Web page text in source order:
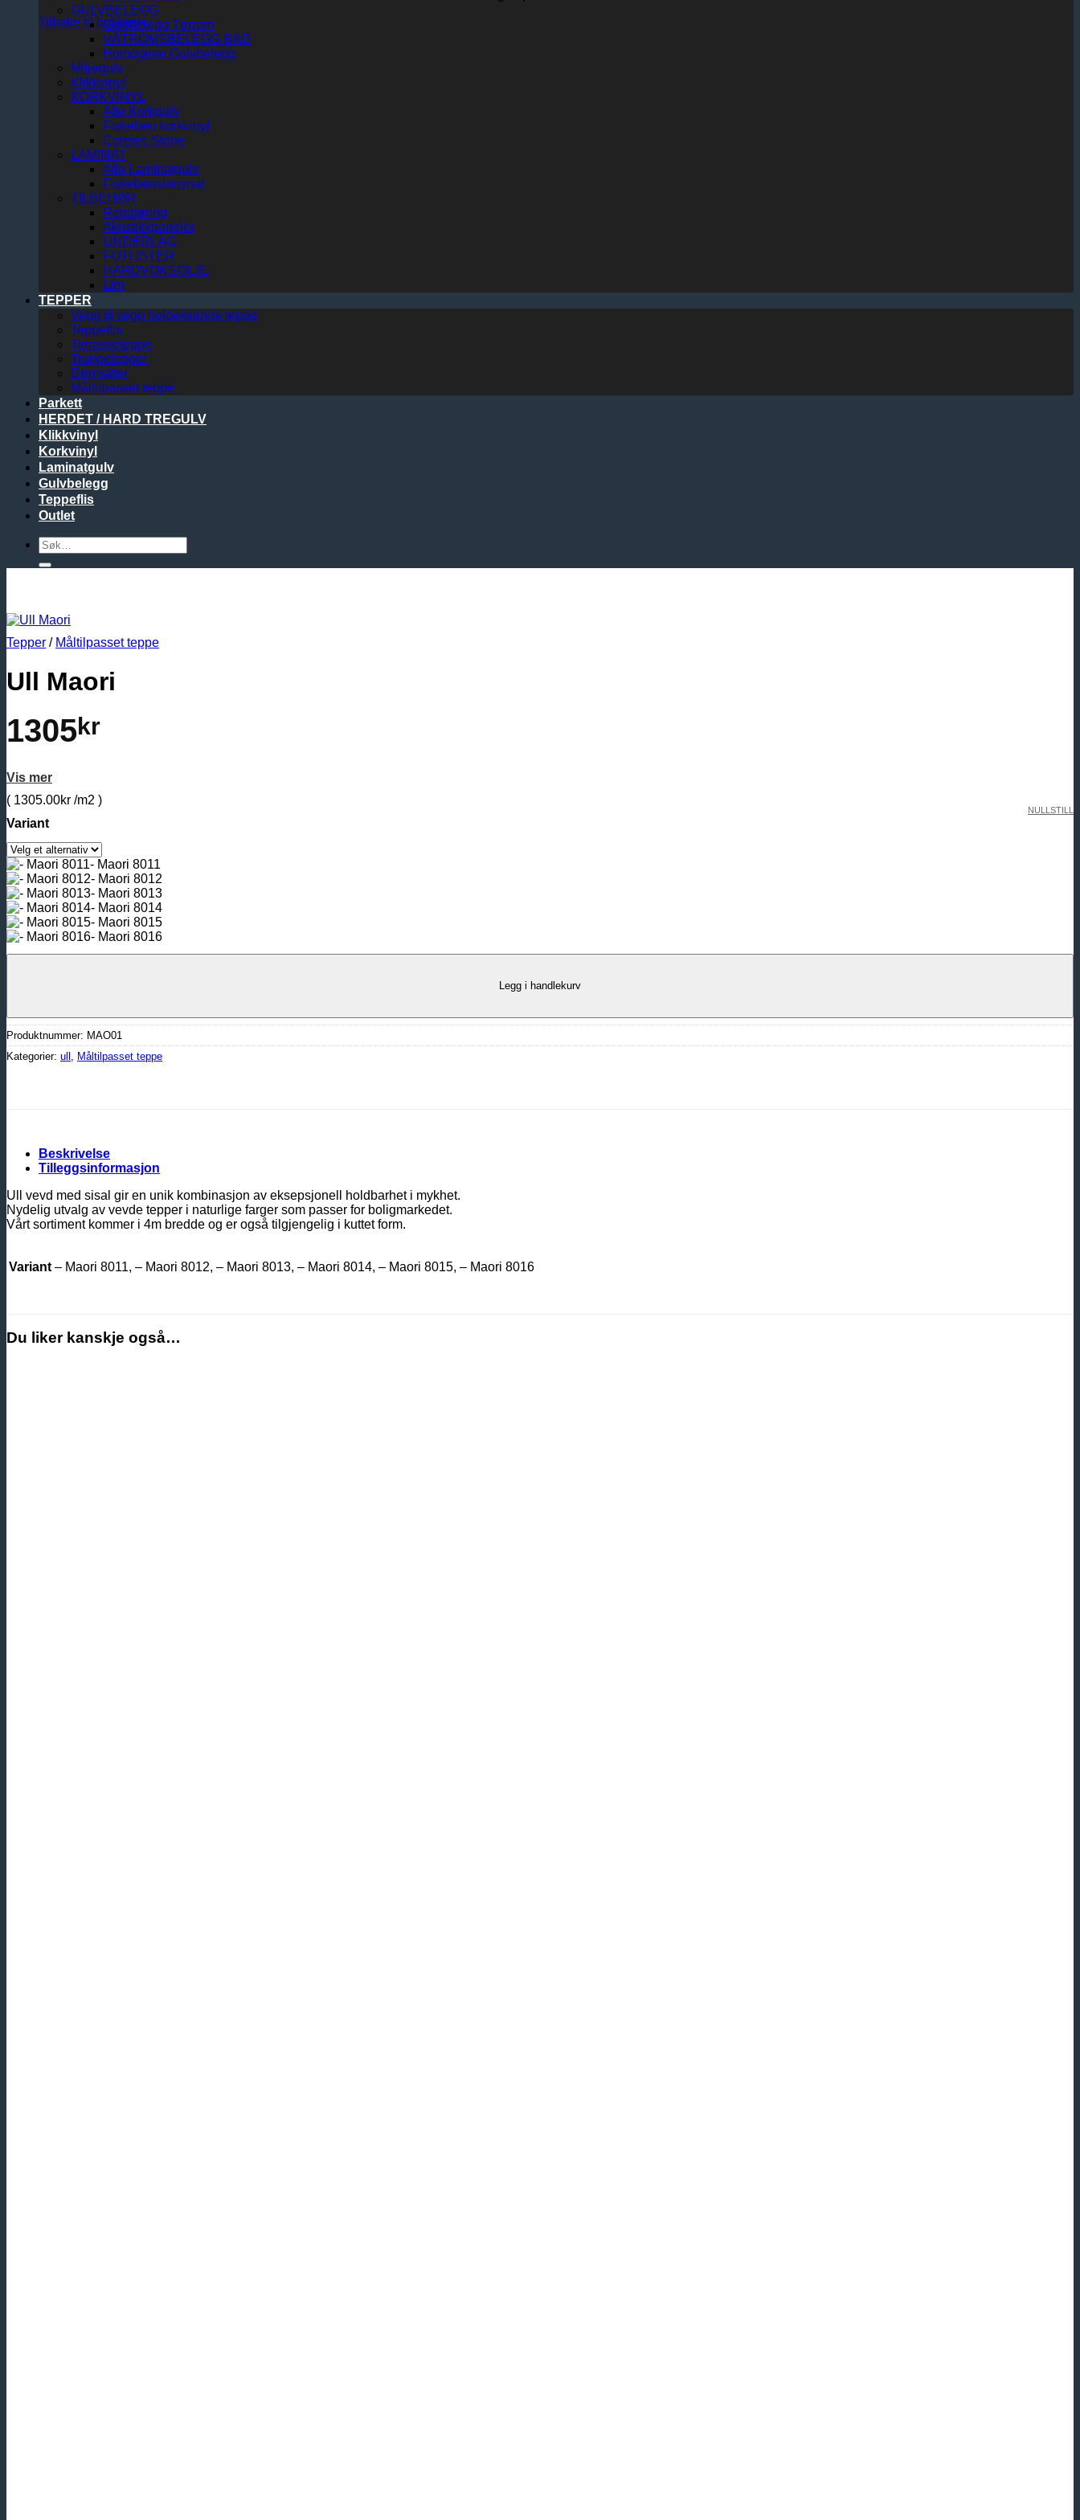
Tilbake til butikken
GULVBELEGG
Gulvbelegg Tørrom
VÅTROMSBELEGG BAD
Homogene Gulvbelegg
Miljøgulv
Klikkvinyl
KORKVINYL
Alle Korkgulv
Fiskeben korkvinyl
Coretec Stone
LAMINAT
Alle Laminatgulv
Fiskebenslaminat
TILBEHØR
Rengjøring
Akustikkpaneler
UNDERLAG
FOTLISTER
HARDVOKSOLJE
Lim
TEPPER
Vegg til vegg heldekkende teppe
Teppeflis
Terrasseteppe
Trappetepper
Dørmatter
Måltilpasset teppe
Parkett
HERDET / HARD TREGULV
Klikkvinyl
Korkvinyl
Laminatgulv
Gulvbelegg
Teppeflis
Outlet
Søk
etter:
Tepper / Måltilpasset teppe
Ull Maori
1305kr
Vis mer
( 1305.00kr /m2 )
Variant
- Maori 8011
- Maori 8012
- Maori 8013
- Maori 8014
- Maori 8015
- Maori 8016
NULLSTILL
Legg i handlekurv
Produktnummer: MAO01
Kategorier: ull Måltilpasset teppe
Beskrivelse
Tilleggsinformasjon
Ull vevd med sisal gir en unik kombinasjon av eksepsjonell holdbarhet i mykhet.
Nydelig utvalg av vevde tepper i naturlige farger som passer for boligmarkedet.
Vårt sortiment kommer i 4m bredde og er også tilgjengelig i kuttet form.
Variant – Maori 8011, – Maori 8012, – Maori 8013, – Maori 8014, – Maori 8015, – Maori 8016
Du liker kanskje også…